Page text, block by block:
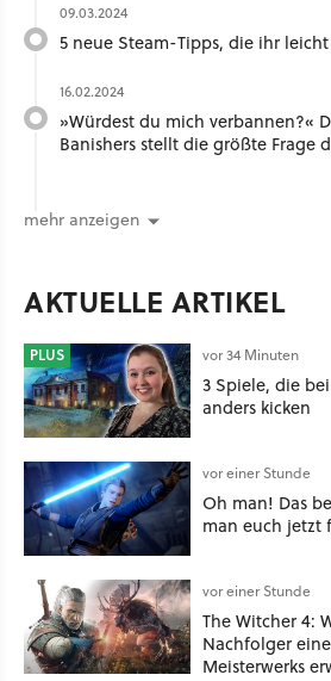
09.03.2024
5 neue Steam-Tipps, die ihr
16.02.2024
»Würdest du mich verbannen?«
Banishers stellt die größte Frage
mehr anzeigen
AKTUELLE ARTIKEL
PLUS vor 34 Minuten
3 Spiele, die
anders kicken
vor einer Stunde
Oh man! Das
man euch jetzt
vor einer Stunde
The Witcher 4:
Nachfolger
Meisterwerks